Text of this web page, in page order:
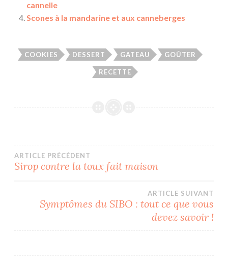
cannelle
Scones à la mandarine et aux canneberges
COOKIES DESSERT GATEAU GOÛTER
RECETTE
Navigation
l’article
ARTICLE PRÉCÉDENT
Sirop contre la toux fait maison
ARTICLE SUIVANT
Symptômes du SIBO : tout ce que vous
devez savoir !